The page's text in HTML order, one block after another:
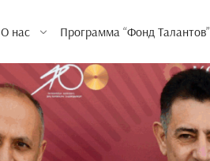
О нас Программа “Фонд Талантов”